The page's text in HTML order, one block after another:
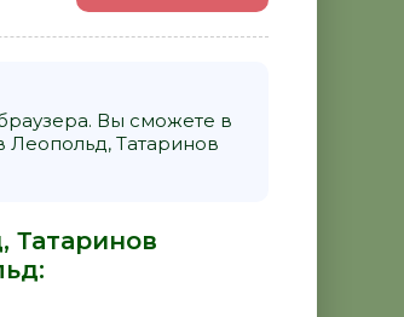
Вы сможете в
Татаринов
Татаринов
: